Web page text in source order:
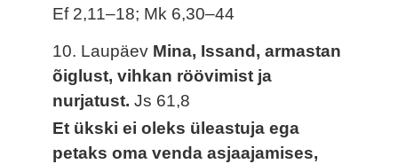
Ef 2,11–18; Mk 6,30–44
10. Laupäev Mina, Issand, armastan
õiglust, vihkan röövimist ja
nurjatust.Js 61,8
Et ükski ei oleks üleastuja ega
petaks oma venda asjaajamises,